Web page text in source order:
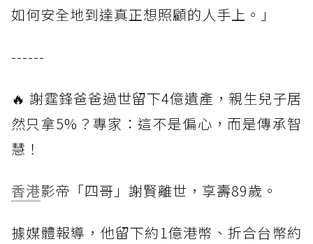
如何安全地到達真正想照顧的人手上。」
------
🔥 謝霆鋒爸爸過世留下4億遺產，親生兒子居
然只拿5%？專家：這不是偏心，而是傳承智
慧！
香港影帝「四哥」謝賢離世，享壽89歲。
據媒體報導，他留下約1億港幣、折合台幣約